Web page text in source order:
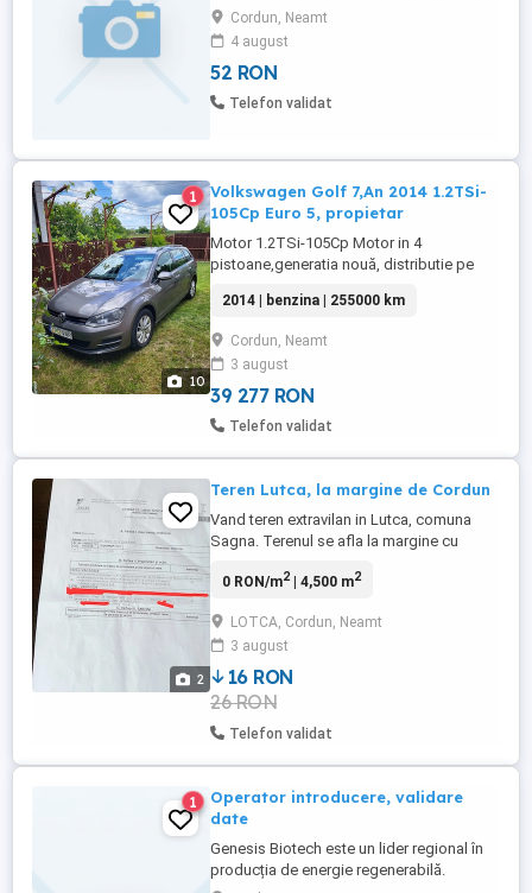
masini: VW golf 2,3,4 si 5, polo,
touran,seat, skoda, audi , opel, renault,
ford,bmw,mercedes etc etc. Pentru
informatii sunați va rog la 0722981674
Cordun, Neamt
4 august
52 RON
Telefon validat
10
1
Volkswagen Golf 7,An 2014 1.2TSi-
105Cp Euro 5, propietar
Motor 1.2TSi-105Cp Motor in 4
pistoane,generatia nouă, distributie pe
Km:255000 Reali! Norma de poluare:Euro 5
Tara de origine:Germania Dotari: Dublu
climatronic 4x geamuri electrice Oglinzi
electrice incalzite 10x airbag Computer
bord Pilot automat ...
2014 | benzina | 255000 km
Cordun, Neamt
3 august
39 277 RON
Telefon validat
2
Teren Lutca, la margine de Cordun
Vand teren extravilan in Lutca, comuna
Sagna. Terenul se afla la margine cu
0 RON/m2| 4,500 m2
LOTCA, Cordun, Neamt
3 august
16 RON
26 RON
Telefon validat
1
Operator introducere, validare
date
Genesis Biotech este un lider regional în
producția de energie regenerabilă.